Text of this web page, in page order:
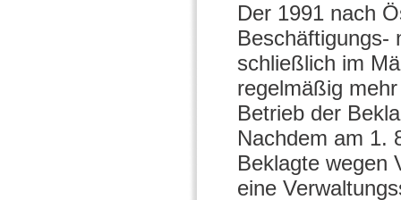
Der 1991 nach
Beschäftigungs-
schließlich im
regelmäßig
Betrieb der
Nachdem am 1.
Beklagte wegen
eine